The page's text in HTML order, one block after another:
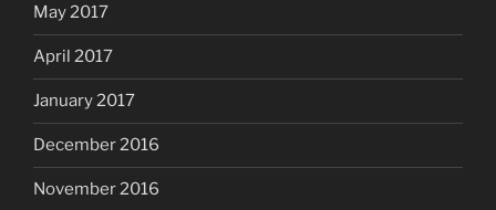
May 2017
April 2017
January 2017
December 2016
November 2016